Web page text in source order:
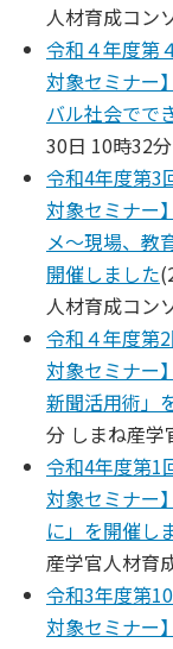
人材育成コン
令和４年度第
対象セミナー
バル社会でで
30日 10時32分
令和4年度第3
対象セミナー
メ～現場、教
開催しました(
人材育成コン
令和４年度第
対象セミナー
新聞活用術」
分 しまね産
令和4年度第1
対象セミナー
に」を開催し
産学官人材育
令和3年度第
対象セミナー